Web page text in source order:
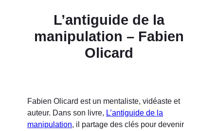
L’antiguide de la
manipulation – Fabien
Olicard
Fabien Olicard est un mentaliste, vidéaste et
auteur. Dans son livre, L’antiguide de la
manipulation, il partage des clés pour devenir